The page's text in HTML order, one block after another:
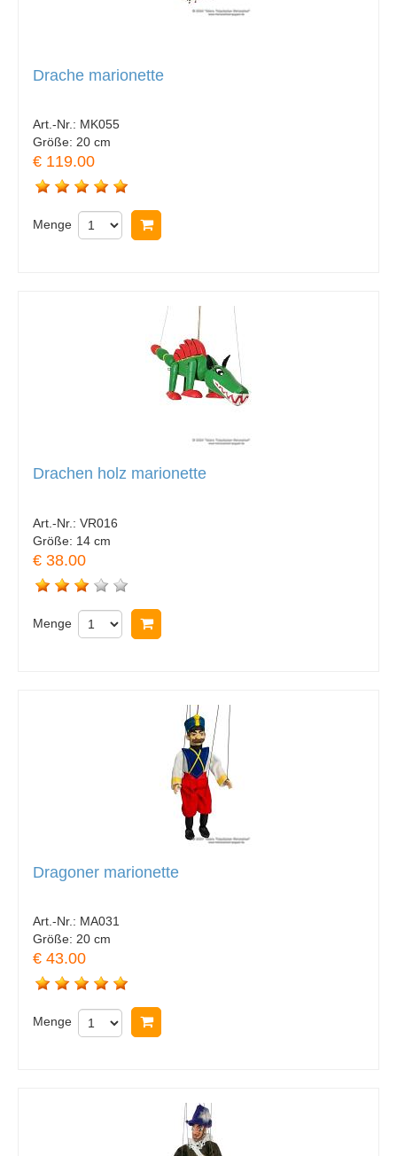
Drache marionette
Art.-Nr.: MK055
Größe: 20 cm
€ 119.00
Menge
Drachen holz marionette
Art.-Nr.: VR016
Größe: 14 cm
€ 38.00
Menge
Dragoner marionette
Art.-Nr.: MA031
Größe: 20 cm
€ 43.00
Menge